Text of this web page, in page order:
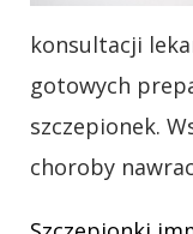
konsultacji
gotowych
szczepionek.
choroby